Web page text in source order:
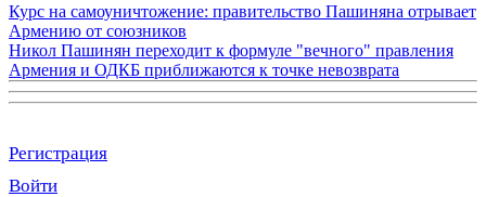
Курс на самоуничтожение: правительство Пашиняна отрывает
Армению от союзников
Никол Пашинян переходит к формуле "вечного" правления
Армения и ОДКБ приближаются к точке невозврата
Регистрация
Войти